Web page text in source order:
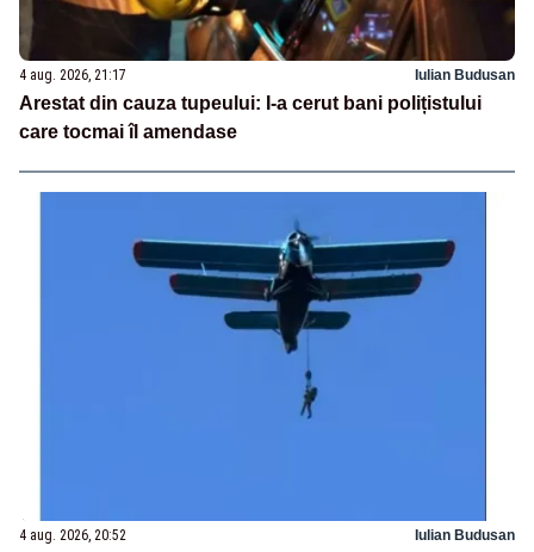
4 aug. 2026, 21:17 Iulian Budusan
Arestat din cauza tupeului: I-a cerut bani polițistului
care tocmai îl amendase
4 aug. 2026, 20:52 Iulian Budusan